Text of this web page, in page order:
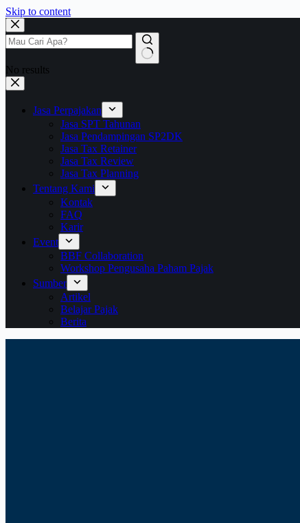
Skip to content
No results
Jasa Perpajakan
Jasa SPT Tahunan
Jasa Pendampingan SP2DK
Jasa Tax Retainer
Jasa Tax Review
Jasa Tax Planning
Tentang Kami
Kontak
FAQ
Karir
Event
BBF Collaboration
Workshop Pengusaha Paham Pajak
Sumber
Artikel
Belajar Pajak
Berita